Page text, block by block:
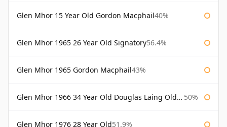
Glen Mhor 15 Year Old Gordon Macphail40%
Glen Mhor 1965 26 Year Old Signatory56.4%
Glen Mhor 1965 Gordon Macphail43%
Glen Mhor 1966 34 Year Old Douglas Laing Old Malt Cask 50%
Glen Mhor 1976 28 Year Old51.9%